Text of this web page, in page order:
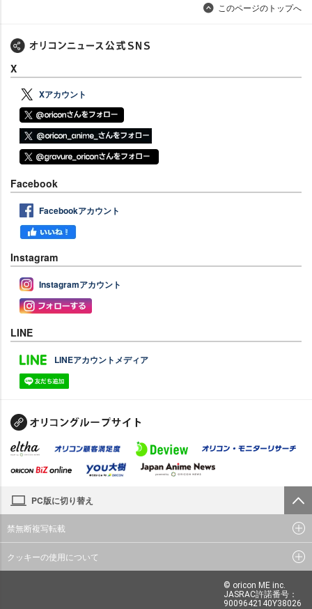
このページのトップへ
X
Xアカウント
Facebook
Facebookアカウント
Instagram
Instagramアカウント
LINE
LINEアカウントメディア
PC版に切り替え
禁無断複写転載
クッキーの使用について
© oricon ME inc.
JASRAC許諾番号：
9009642140Y38026